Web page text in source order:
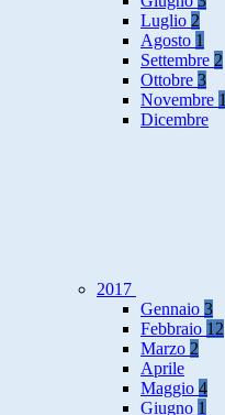
Luglio 2
Agosto 1
Settembre 2
Ottobre 3
Novembre 1
Dicembre
2017
Gennaio 3
Febbraio 12
Marzo 2
Aprile
Maggio 4
Giugno 1